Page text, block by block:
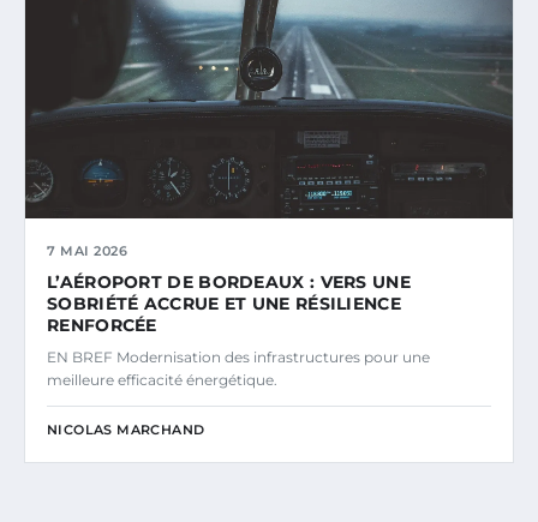
7 MAI 2026
L’AÉROPORT DE BORDEAUX : VERS UNE
SOBRIÉTÉ ACCRUE ET UNE RÉSILIENCE
RENFORCÉE
EN BREF Modernisation des infrastructures pour une
meilleure efficacité énergétique.
NICOLAS MARCHAND